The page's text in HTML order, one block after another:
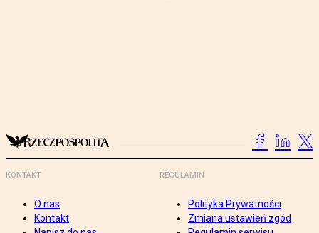
KONTAKT
O nas
Kontakt
REGULAMIN
Polityka Prywatności
Zmiana ustawień zgód